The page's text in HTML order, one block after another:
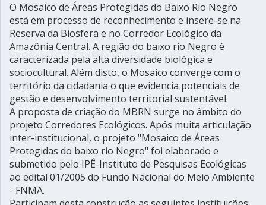
O Mosaico de Áreas Protegidas do Baixo Rio Negro
está em processo de reconhecimento e insere-se na
Reserva da Biosfera e no Corredor Ecológico da
Amazônia Central. A região do baixo rio Negro é
caracterizada pela alta diversidade biológica e
sociocultural. Além disto, o Mosaico converge com o
território da cidadania o que evidencia potenciais de
gestão e desenvolvimento territorial sustentável.
A proposta de criação do MBRN surge no âmbito do
projeto Corredores Ecológicos. Após muita articulação
inter-institucional, o projeto "Mosaico de Áreas
Protegidas do baixo rio Negro" foi elaborado e
submetido pelo IPÊ-Instituto de Pesquisas Ecológicas
ao edital 01/2005 do Fundo Nacional do Meio Ambiente
- FNMA.